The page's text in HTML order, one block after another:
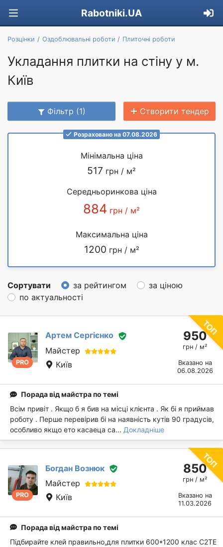
Rabotniki.UA
Розцінки Оздоблювальні роботи Плиточні роботи
Укладання плитки на стіну у м.
Київ
Фільтр (1) Створити тендер
Розраховано на 07.08.2026
Мінімальна ціна
517 грн / м²
Середньоринкова ціна
884 грн / м²
Максимальна ціна
1200 грн / м²
Сортувати за рейтингом
за ціною
по актуальності
PRO
Артем Сергієнко
Майстер
Київ
950
грн / м²
Вказано на
06.08.2026
Порада від майстра по темі
Всім привіт . Якщо б я бив на місці клієнта . Як бі я приймав
роботу . Перше перевірив бі на наявність кутів 90 градусів,
особливо якщо ето касаеца са... Докладніше
PRO
Богдан Вознюк
Майстер
Київ
850
грн / м²
Вказано на
11.03.2026
Порада від майстра по темі
Підбирайте клей правильно,для плитки 600*1200 клас C2TE